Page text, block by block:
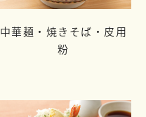
中華麺・焼きそば・皮用
粉